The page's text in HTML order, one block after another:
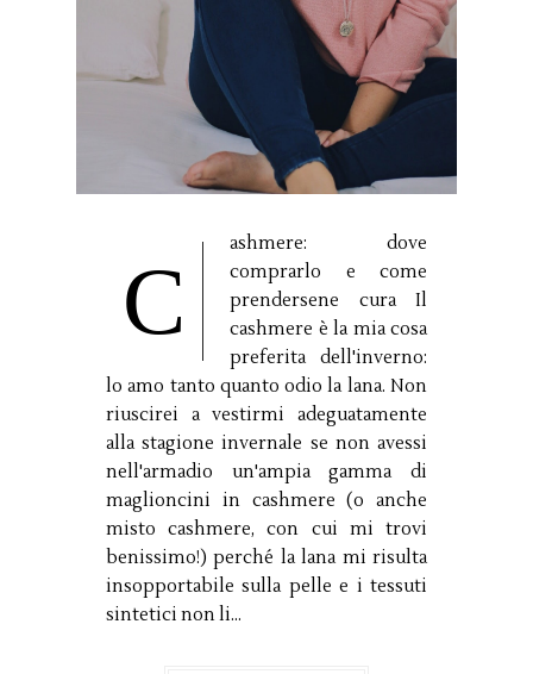
C
ashmere: dove
comprarlo e come
prendersene cura Il
cashmere è la mia cosa
preferita dell'inverno:
lo amo tanto quanto odio la lana. Non
riuscirei a vestirmi adeguatamente
alla stagione invernale se non avessi
nell'armadio un'ampia gamma di
maglioncini in cashmere (o anche
misto cashmere, con cui mi trovi
benissimo!) perché la lana mi risulta
insopportabile sulla pelle e i tessuti
sintetici non li...